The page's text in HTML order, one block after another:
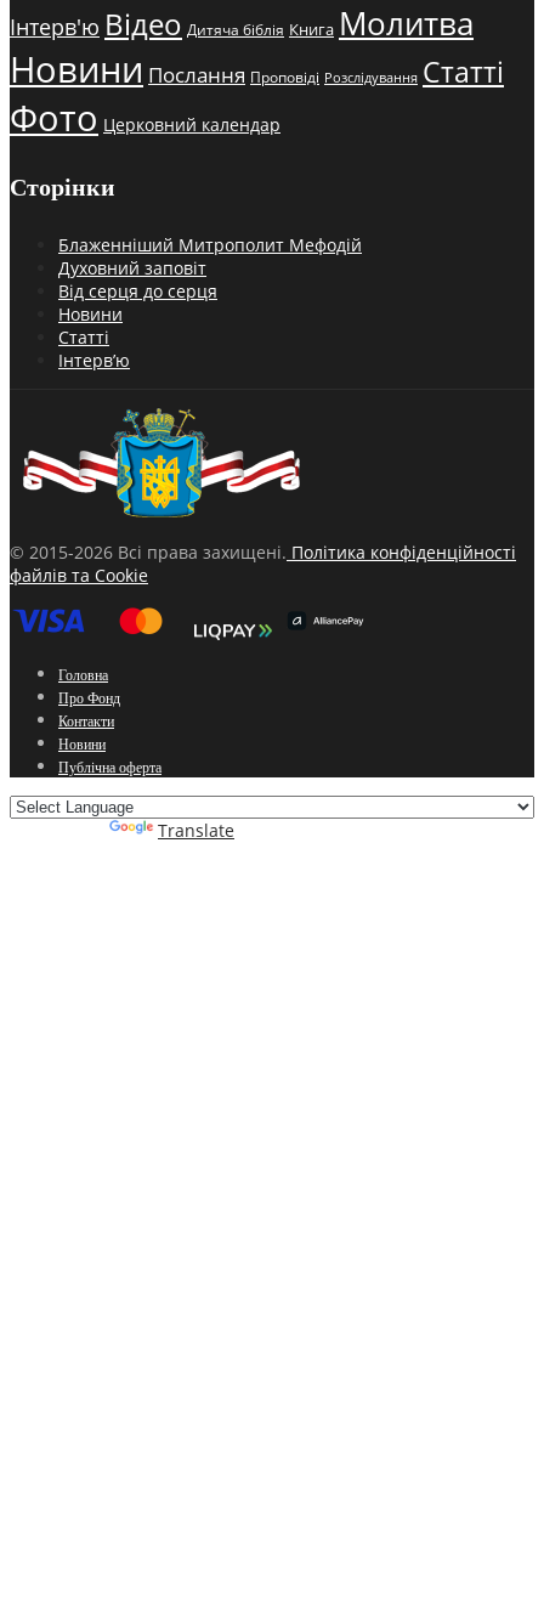
Інтерв'ю Відео Дитяча біблія Книга Молитва
Новини Послання Проповіді Розслідування Статті
Фото Церковний календар
Сторінки
Блаженніший Митрополит Мефодій
Духовний заповіт
Від серця до серця
Новини
Статті
Інтерв’ю
© 2015-2026 Всі права захищені. Політика конфіденційності
файлів та Cookie
Головна
Про Фонд
Контакти
Новини
Публічна оферта
Translate